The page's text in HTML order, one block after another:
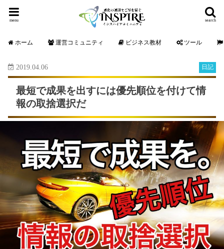
search
menu
ホーム 運営コミュニティ ビジネス教材 ツール
日記
2019.04.06
最短で成果を出すには優先順位を付けて情
報の取捨選択だ